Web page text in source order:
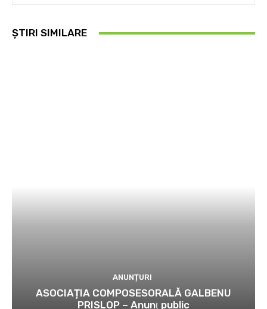
ȘTIRI SIMILARE
ANUNȚURI
ASOCIAȚIA COMPOSESORALĂ GALBENU
PRISLOP – Anunţ public